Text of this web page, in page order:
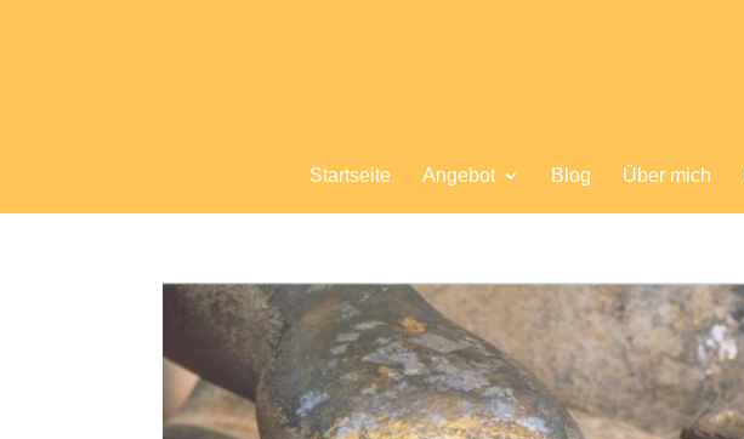
Startseite Angebot Blog Über mich